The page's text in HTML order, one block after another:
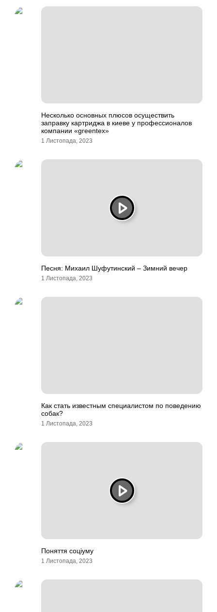
Несколько основных плюсов осуществить
заправку картриджа в киеве у профессионалов
компании «greentex»
1 Листопада, 2023
Песня: Михаил Шуфутинский – Зимний вечер
1 Листопада, 2023
Как стать известным специалистом по поведению
собак?
1 Листопада, 2023
Поняття соціуму
1 Листопада, 2023